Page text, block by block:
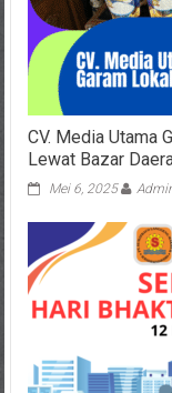
CV. Media Utama
Lewat Bazar
Mei 6, 2025